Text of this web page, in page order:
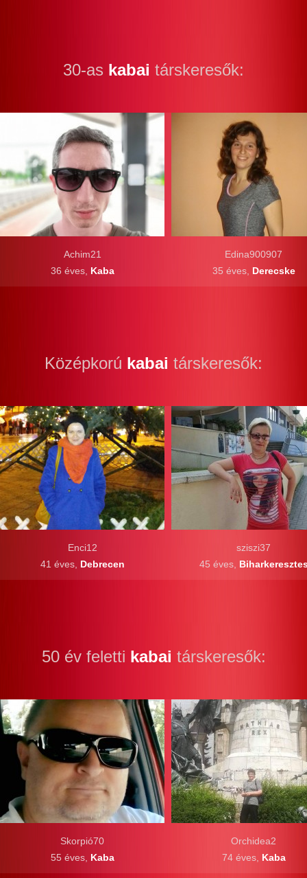
30-as kabai társkeresők:
Edina900907
35 éves, Derecske
Achim21
36 éves, Kaba
Középkorú kabai társkeresők:
Enci12
41 éves, Debrecen
sziszi37
45 éves,
50 év feletti kabai társkeresők:
Orchidea2
74 éves, Kaba
Skorpió70
55 éves, Kaba